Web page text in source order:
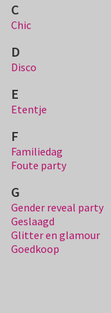
C
Chic
D
Disco
E
Etentje
F
Familiedag
Foute party
G
Gender reveal party
Geslaagd
Glitter en glamour
Goedkoop